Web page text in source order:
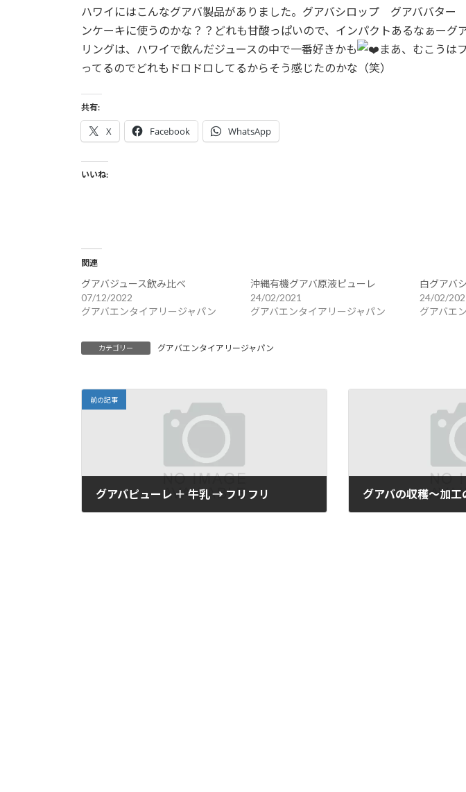
ハワイにはこんなグアバ製品がありました。グアバシロップ グアババター
ンケーキに使うのかな？？どれも甘酸っぱいので、インパクトあるなぁーグ
リングは、ハワイで飲んだジュースの中で一番好きかも
まあ、むこうは
ってるのでどれもドロドロしてるからそう感じたのかな（笑）
共有:
X Facebook WhatsApp
いいね:
関連
グアバジュース飲み比べ
07/12/2022
グアバエンタイアリージャパン
沖縄有機グアバ原液ピューレ
24/02/2021
グアバエンタイアリージャパン
白グアバ
24/02/
グアバエ
カテゴリー グアバエンタイアリージャパン
前の記事
グアバピューレ ＋ 牛乳 → フリフリ グアバの収穫〜加工